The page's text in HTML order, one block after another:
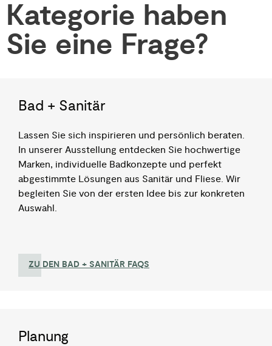
Kategorie haben
Sie eine Frage?​
Bad + Sanitär
Lassen Sie sich inspirieren und persönlich beraten.
In unserer Ausstellung entdecken Sie hochwertige
Marken, individuelle Badkonzepte und perfekt
abgestimmte Lösungen aus Sanitär und Fliese. Wir
begleiten Sie von der ersten Idee bis zur konkreten
Auswahl.
ZU DEN BAD + SANITÄR​ FAQS
Planung